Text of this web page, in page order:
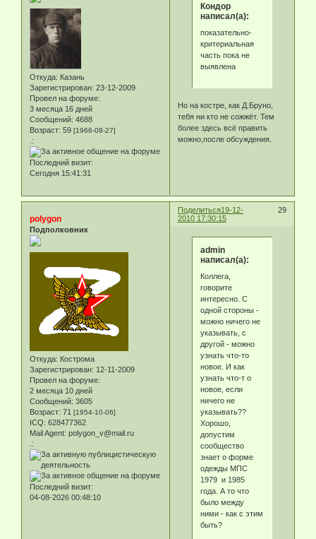
Откуда: Казань
Зарегистрирован: 23-12-2009
Провел на форуме:
3 месяца 16 дней
Сообщений: 4688
Возраст: 59 [1966-08-27]
.:
Последний визит:
Сегодня 15:41:31
Кондор
написал(а):
показательно-
критериальная
часть пока не
выявлена
Но на костре, как Д.Бруно,
тебя ни кто не сожжёт. Тем
более здесь всё править
можно,после обсуждения.
Поделиться 29
19-12-
2010 17:30:15
polygon
Подполковник
Откуда: Кострома
Зарегистрирован: 12-11-2009
Провел на форуме:
2 месяца 10 дней
Сообщений: 3605
Возраст: 71 [1954-10-06]
ICQ: 628477362
Mail Agent: polygon_v@mail.ru
.:
Последний визит:
04-08-2026 00:48:10
admin
написал(а):
Коллега,
говорите
интересно. С
одной стороны -
можно ничего не
указывать, с
другой - можно
узнать что-то
новое. И как
узнать что-т о
новое, если
ничего не
указывать??
Хорошо,
допустим
сообщество
знает о форме
одежды МПС
1979 и 1985
года. А то что
было между
ними - как с этим
быть?